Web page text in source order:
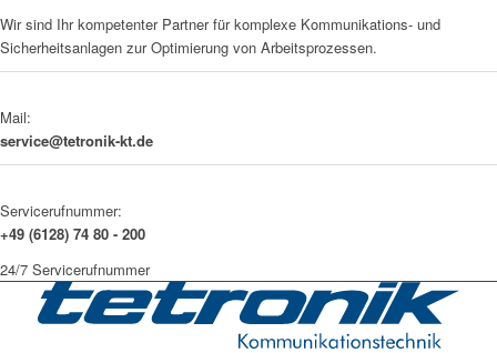
Wir sind Ihr kompetenter Partner für komplexe Kommunikations- und
Sicherheitsanlagen zur Optimierung von Arbeitsprozessen.
Mail:
service@tetronik-kt.de
Servicerufnummer:
+49 (6128) 74 80 - 200
24/7 Servicerufnummer